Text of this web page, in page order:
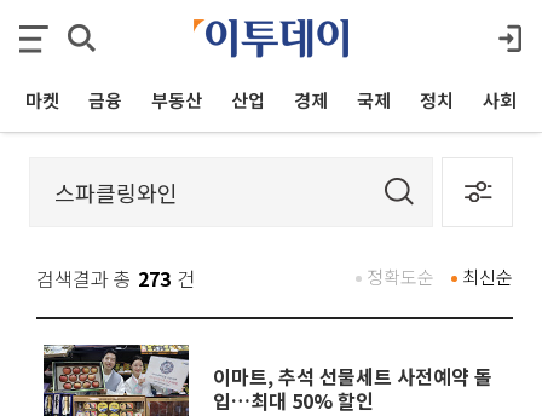
마켓 금융 부동산 산업 경제 국제 정치 사회
검색결과 총 273 건 최신순
정확도순
이마트, 추석 선물세트 사전예약 돌
입…최대 50% 할인